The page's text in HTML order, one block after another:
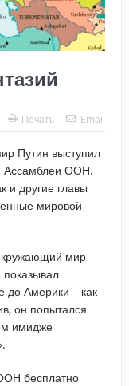
Печать Email
Путин выступил
Ассамблеи ООН.
и другие главы
мировой
мир
Америки – как
он попытался
имидже
бесплатно